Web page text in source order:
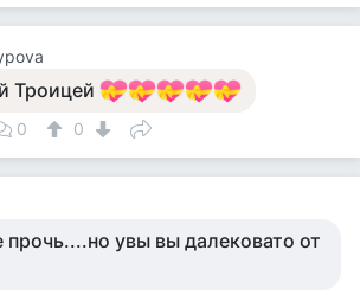
Троицей
0 0
прочь....но увы вы далековато от